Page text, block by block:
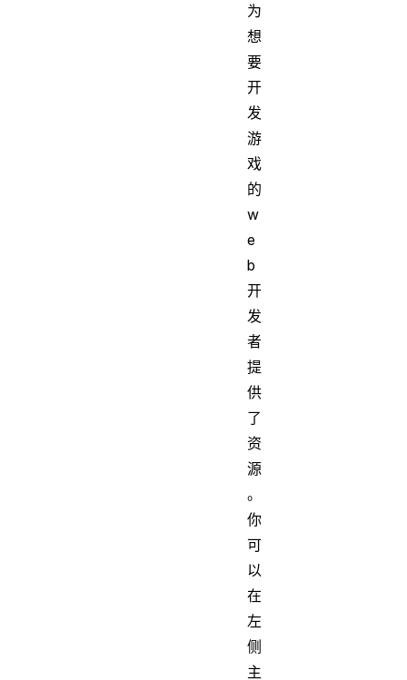
为
想
要
开
发
游
戏
的
w
e
b
开
发
者
提
供
了
资
源
。
你
可
以
在
左
侧
主